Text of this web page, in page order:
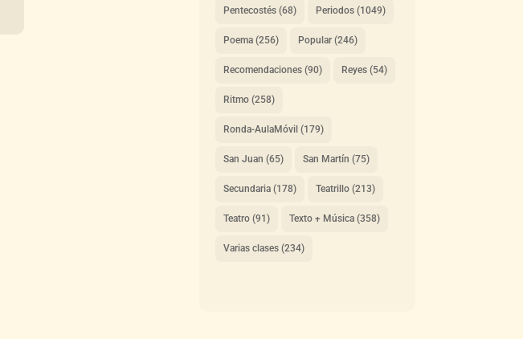
Pentecostés(68) Periodos(1049)
Poema(256) Popular(246)
Recomendaciones(90) Reyes(54)
Ritmo(258)
Ronda-AulaMóvil (179)
San Juan (65) San Martín (75)
Secundaria(178) Teatrillo(213)
Teatro(91) Texto + Música(358)
Varias clases(234)